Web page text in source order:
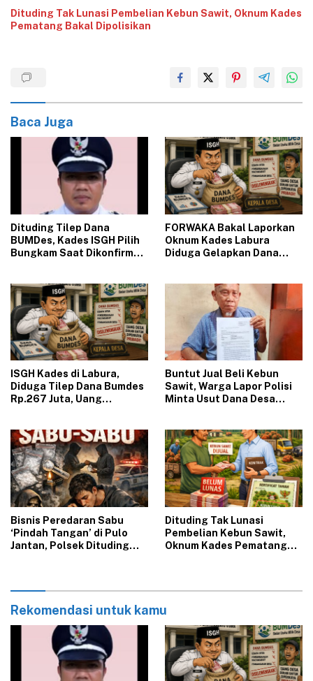
‎Dituding Tak Lunasi Pembelian Kebun Sawit, Oknum Kades
Pematang Bakal Dipolisikan
Baca Juga
Dituding Tilep Dana
BUMDes, Kades ISGH Pilih
Bungkam Saat Dikonfirmasi
‎FORWAKA Bakal Laporkan
Oknum Kades Labura
Diduga Gelapkan Dana
‎ISGH Kades di Labura,
Diduga Tilep Dana Bumdes
Rp.267 Juta, Uang
‎Buntut Jual Beli Kebun
Sawit, Warga Lapor Polisi
Minta Usut Dana Desa
‎Bisnis Peredaran Sabu
‘Pindah Tangan’ di Pulo
Jantan, Polsek Dituding
‎Dituding Tak Lunasi
Pembelian Kebun Sawit,
Oknum Kades Pematang
Rekomendasi untuk kamu